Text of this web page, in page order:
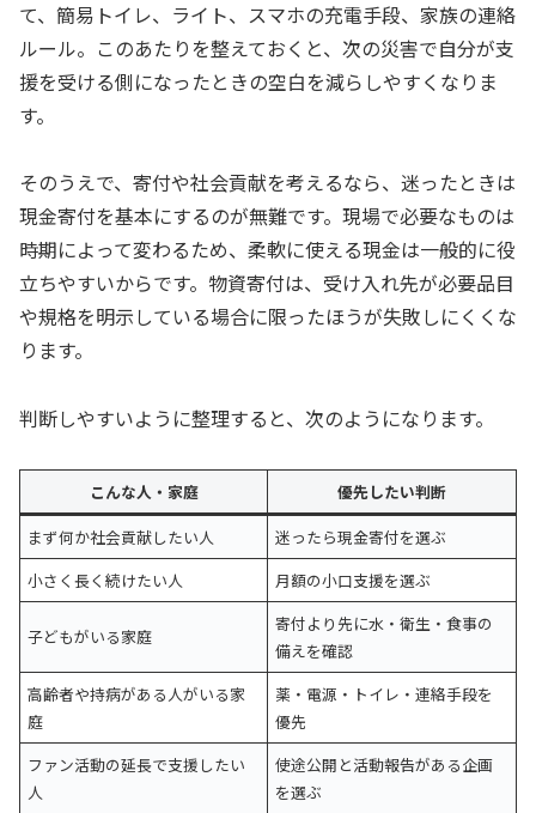
て、簡易トイレ、ライト、スマホの充電手段、家族の連絡
ルール。このあたりを整えておくと、次の災害で自分が支
援を受ける側になったときの空白を減らしやすくなりま
す。
そのうえで、寄付や社会貢献を考えるなら、迷ったときは
現金寄付を基本にするのが無難です。現場で必要なものは
時期によって変わるため、柔軟に使える現金は一般的に役
立ちやすいからです。物資寄付は、受け入れ先が必要品目
や規格を明示している場合に限ったほうが失敗しにくくな
ります。
判断しやすいように整理すると、次のようになります。
こんな人・家庭
優先したい判断
まず何か社会貢献したい人
迷ったら現金寄付を選ぶ
小さく長く続けたい人
月額の小口支援を選ぶ
子どもがいる家庭
寄付より先に水・衛生・食事の
備えを確認
高齢者や持病がある人がいる家
庭
薬・電源・トイレ・連絡手段を
優先
ファン活動の延長で支援したい
人
使途公開と活動報告がある企画
を選ぶ